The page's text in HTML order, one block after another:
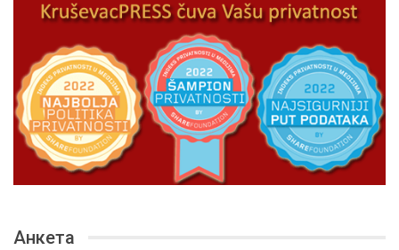
Анкета